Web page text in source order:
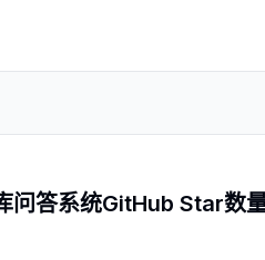
问答系统GitHub Star数